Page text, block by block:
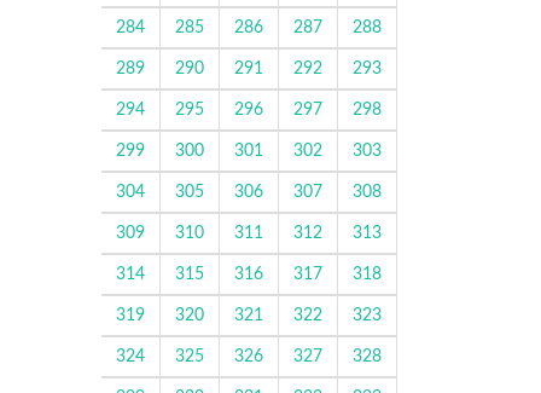
284 285 286 287 288
289 290 291 292 293
294 295 296 297 298
299 300 301 302 303
304 305 306 307 308
309 310 311 312 313
314 315 316 317 318
319 320 321 322 323
324 325 326 327 328